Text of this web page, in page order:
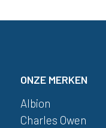
ONZE MERKEN
Albion
Charles Owen